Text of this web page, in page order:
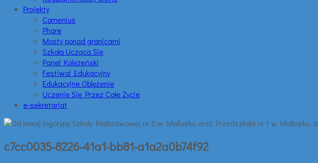
Projekty
Comenius
Phare
Mosty ponad granicami
Szkoła Ucząca Się
Panel Koleżeński
Festiwal Edukacyjny
Edukacyjne Oblężenie
Uczenie Się Przez Całe Życie
e-sekretariat
c7cc0035-8226-41a1-bb81-a1a2a0b74f92